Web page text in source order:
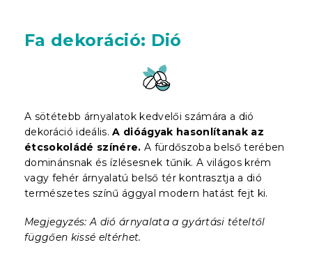
Fa dekoráció: Dió
A sötétebb árnyalatok kedvelői számára a dió
dekoráció ideális.A dióágyak hasonlítanak az
étcsokoládé színére. A fürdőszoba belső terében
dominánsnak és ízlésesnek tűnik. A világos krém
vagy fehér árnyalatú belső tér kontrasztja a dió
természetes színű ággyal modern hatást fejt ki.
Megjegyzés: A dió árnyalata a gyártási tételtől
függően kissé eltérhet.